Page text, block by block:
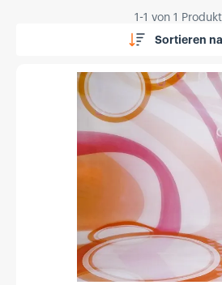
1 -1 von 1
Sortieren